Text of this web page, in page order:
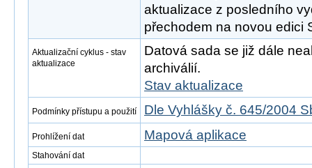
aktualizace z posledního
přechodem na novou edici
Aktualizační cyklus - stav
aktualizace
Datová sada se již dále
archiválií.
Stav aktualizace
Podmínky přístupu a použití Dle Vyhlášky č. 645/2004
Prohlížení dat Mapová aplikace
Stahování dat